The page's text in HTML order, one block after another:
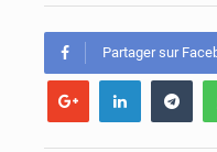
Partager sur